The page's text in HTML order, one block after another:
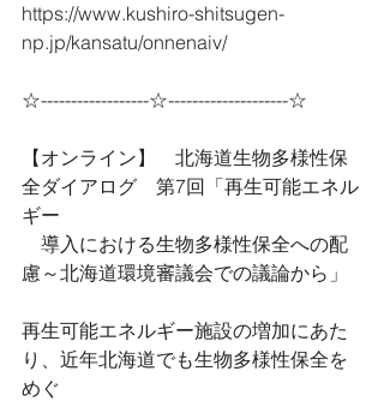
https://www.kushiro-shitsugen-
np.jp/kansatu/onnenaiv/
☆------------------☆--------------------☆
【オンライン】　北海道生物多様性保
全ダイアログ　第7回「再生可能エネル
ギー
導入における生物多様性保全への配
慮～北海道環境審議会での議論から」
再生可能エネルギー施設の増加にあた
り、近年北海道でも生物多様性保全を
めぐ